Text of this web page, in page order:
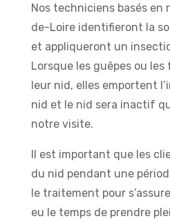
Nos techniciens basés en
de-Loire identifieront la
et appliqueront un
Lorsque les guêpes ou
leur nid, elles emportent
nid et le nid sera inactif
notre visite.
Il est important que les
du nid pendant une
le traitement pour
eu le temps de prendre